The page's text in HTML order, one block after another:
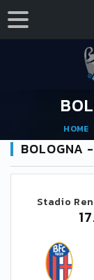
HOME
BOLOGNA
Stadio